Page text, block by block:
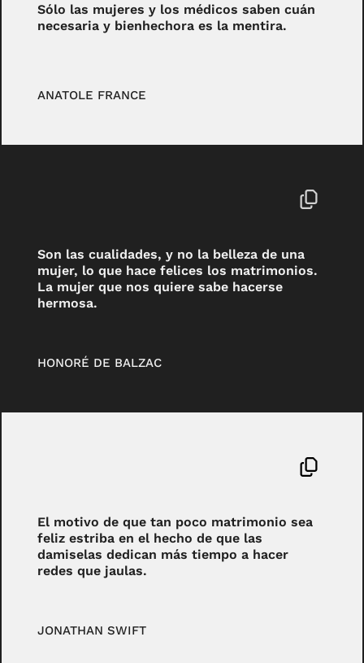
Sólo las mujeres y los médicos saben cuán
necesaria y bienhechora es la mentira.
ANATOLE FRANCE
Son las cualidades, y no la belleza de una
mujer, lo que hace felices los matrimonios.
La mujer que nos quiere sabe hacerse
hermosa.
HONORÉ DE BALZAC
El motivo de que tan poco matrimonio sea
feliz estriba en el hecho de que las
damiselas dedican más tiempo a hacer
redes que jaulas.
JONATHAN SWIFT